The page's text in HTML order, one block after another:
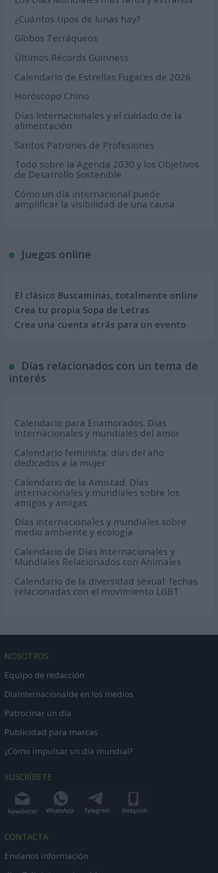
¿Cuántos tipos de lunas hay?
Globos Terráqueos
Últimos Récords Guinness
Calendario de Estrellas Fugaces de 2026
Horóscopo Chino
Días Internacionales y el cuidado de la
alimentación
Santos Patrones de Profesiones
Todo sobre la Agenda 2030 y los Objetivos
de Desarrollo Sostenible
Cómo un día internacional puede
amplificar la visibilidad de una causa
Juegos online
El clásico Buscaminas, totalmente online
Crea tu propia Sopa de Letras
Crea una cuenta atrás para un evento
Días relacionados con un tema de
interés
Calendario para Enamorados. Días
internacionales y mundiales del amor
Calendario feminista: días del año
dedicados a la mujer
Calendario de la Amistad. Días
internacionales y mundiales sobre los
amigos y amigas
Días internacionales y mundiales sobre
medio ambiente y ecología
Calendario de Días Internacionales y
Mundiales Relacionados con Animales
Calendario de la diversidad sexual: fechas
relacionadas con el movimiento LGBT
NOSOTROS
Equipo de redacción
DiaInternacionalde en los medios
Patrocinar un día
Publicidad para marcas
¿Cómo impulsar un día mundial?
SUSCRÍBETE
CONTACTA
Envíanos información